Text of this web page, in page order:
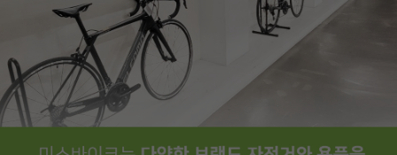
페이코 ID로